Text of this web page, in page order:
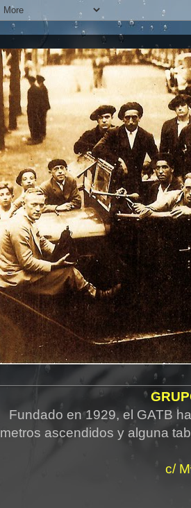
Fundado en 1929, el GATB
metros ascendidos y alguna
c/